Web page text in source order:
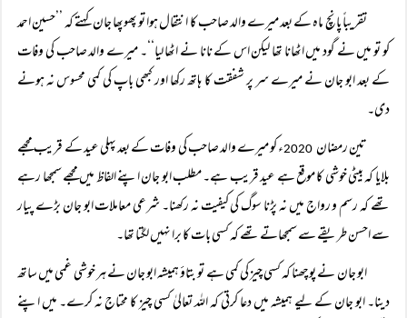
تقریباً پانچ ماہ کے بعد میرے والد صاحب کا انتقال ہوا تو پھوپھا جان کہتے کہ ’’حسین احمد
کو تو میں نے گود میں اٹھانا تھا لیکن اس کے نانا نے اٹھا لیا‘‘۔ میرے والد صاحب کی وفات
کے بعد ابو جان نے میرے سر پر شفقت کا ہاتھ رکھا اور کبھی باپ کی کمی محسوس نہ ہونے
دی۔
تین رمضان
ء کو میرے والد صاحب کی وفات کے بعد پہلی عید کے قریب مجھے
بلایا کہ بیٹی خوشی کا موقع ہے عید قریب ہے۔ مطلب ابو جان اپنے الفاظ میں مجھے سمجھا رہے
تھے کہ رسم و رواج میں نہ پڑنا سوگ کی کیفیت نہ رکھنا۔ شرعی معاملات ابو جان بڑے پیار
سے احسن طریقے سے سمجھاتے تھے کہ کسی بات کا برا نہیں لگتا تھا۔
ابو جان نے پوچھنا کہ کسی چیز کی کمی ہے تو بتاؤ ہمیشہ ابو جان نے ہر خوشی غمی میں ساتھ
دینا۔ ابو جان کے لیے ہمیشہ میں دعا کرتی کہ اللہ تعالیٰ کسی چیز کا محتاج نہ کرے۔ میں اپنے